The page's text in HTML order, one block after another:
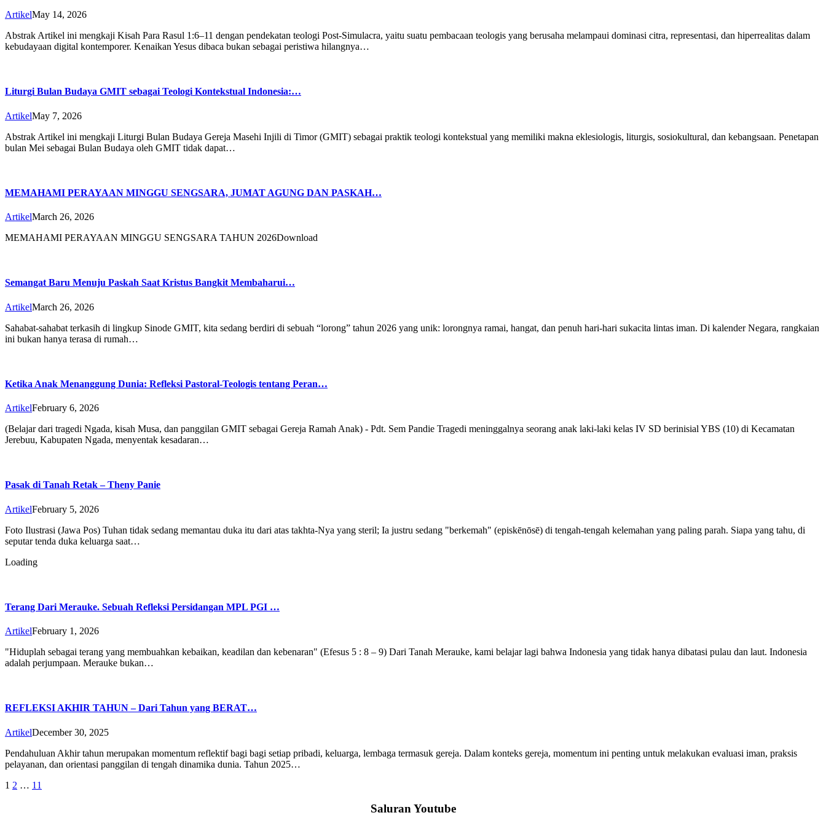
ArtikelMay 14, 2026
Abstrak Artikel ini mengkaji Kisah Para Rasul 1:6–11 dengan pendekatan teologi Post-Simulacra, yaitu suatu pembacaan teologis yang berusaha melampaui dominasi citra, representasi, dan hiperrealitas dalam
kebudayaan digital kontemporer. Kenaikan Yesus dibaca bukan sebagai peristiwa hilangnya…
Liturgi Bulan Budaya GMIT sebagai Teologi Kontekstual Indonesia:…
ArtikelMay 7, 2026
Abstrak Artikel ini mengkaji Liturgi Bulan Budaya Gereja Masehi Injili di Timor (GMIT) sebagai praktik teologi kontekstual yang memiliki makna eklesiologis, liturgis, sosiokultural, dan kebangsaan. Penetapan
bulan Mei sebagai Bulan Budaya oleh GMIT tidak dapat…
MEMAHAMI PERAYAAN MINGGU SENGSARA, JUMAT AGUNG DAN PASKAH…
ArtikelMarch 26, 2026
MEMAHAMI PERAYAAN MINGGU SENGSARA TAHUN 2026Download
Semangat Baru Menuju Paskah Saat Kristus Bangkit Membaharui…
ArtikelMarch 26, 2026
Sahabat-sahabat terkasih di lingkup Sinode GMIT, kita sedang berdiri di sebuah “lorong” tahun 2026 yang unik: lorongnya ramai, hangat, dan penuh hari-hari sukacita lintas iman. Di kalender Negara, rangkaian
ini bukan hanya terasa di rumah…
Ketika Anak Menanggung Dunia: Refleksi Pastoral-Teologis tentang Peran…
ArtikelFebruary 6, 2026
(Belajar dari tragedi Ngada, kisah Musa, dan panggilan GMIT sebagai Gereja Ramah Anak) - Pdt. Sem Pandie Tragedi meninggalnya seorang anak laki-laki kelas IV SD berinisial YBS (10) di Kecamatan
Jerebuu, Kabupaten Ngada, menyentak kesadaran…
Pasak di Tanah Retak – Theny Panie
ArtikelFebruary 5, 2026
Foto Ilustrasi (Jawa Pos) Tuhan tidak sedang memantau duka itu dari atas takhta-Nya yang steril; Ia justru sedang "berkemah" (episkēnōsē) di tengah-tengah kelemahan yang paling parah. Siapa yang tahu, di
seputar tenda duka keluarga saat…
Loading
Terang Dari Merauke. Sebuah Refleksi Persidangan MPL PGI …
ArtikelFebruary 1, 2026
"Hiduplah sebagai terang yang membuahkan kebaikan, keadilan dan kebenaran" (Efesus 5 : 8 – 9) Dari Tanah Merauke, kami belajar lagi bahwa Indonesia yang tidak hanya dibatasi pulau dan laut. Indonesia
adalah perjumpaan. Merauke bukan…
REFLEKSI AKHIR TAHUN – Dari Tahun yang BERAT…
ArtikelDecember 30, 2025
Pendahuluan Akhir tahun merupakan momentum reflektif bagi bagi setiap pribadi, keluarga, lembaga termasuk gereja. Dalam konteks gereja, momentum ini penting untuk melakukan evaluasi iman, praksis
pelayanan, dan orientasi panggilan di tengah dinamika dunia. Tahun 2025…
Posts
1 2 … 11
Saluran Youtube